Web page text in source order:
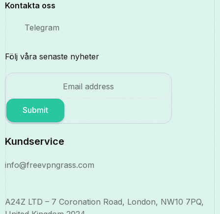
Kontakta oss
Telegram
Följ våra senaste nyheter
Submit
Kundservice
info@freevpngrass.com
A24Z LTD – 7 Coronation Road, London, NW10 7PQ,